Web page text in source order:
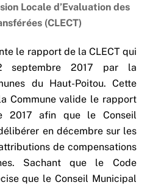
Locale d’Evaluation des
(CLECT)
le rapport de la CLECT qui
2017 par la
du Haut-Poitou. Cette
Commune valide le rapport
2017 afin que le Conseil
en décembre sur les
de compensations
Sachant que le Code
que le Conseil Municipal